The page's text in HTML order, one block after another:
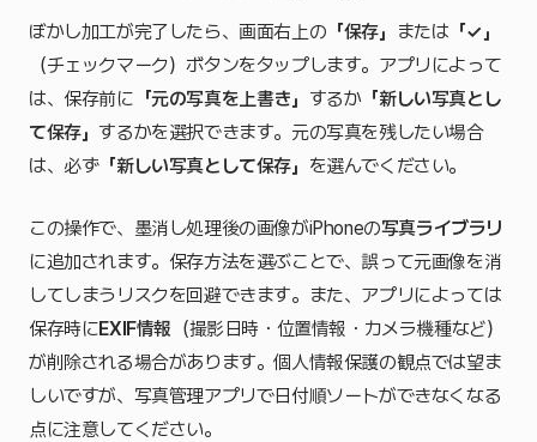
ぼかし加工が完了したら、画面右上の 「保存」 または 「✓」
（チェックマーク）ボタンをタップします。アプリによって
は、保存前に 「元の写真を上書き」 するか 「新しい写真とし
て保存」 するかを選択できます。元の写真を残したい場合
は、必ず「新しい写真として保存」 を選んでください。
この操作で、墨消し処理後の画像がiPhoneの写真ライブラリ
に追加されます。保存方法を選ぶことで、誤って元画像を消
してしまうリスクを回避できます。また、アプリによっては
保存時にEXIF情報 （撮影日時・位置情報・カメラ機種など）
が削除される場合があります。個人情報保護の観点では望ま
しいですが、写真管理アプリで日付順ソートができなくなる
点に注意してください。